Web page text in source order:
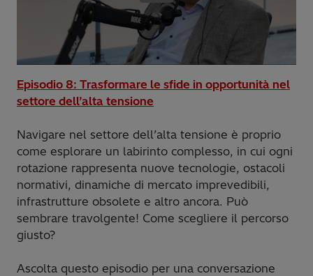
Episodio 8: Trasformare le sfide in opportunità nel
settore dell’alta tensione
Navigare nel settore dell’alta tensione è proprio
come esplorare un labirinto complesso, in cui ogni
rotazione rappresenta nuove tecnologie, ostacoli
normativi, dinamiche di mercato imprevedibili,
infrastrutture obsolete e altro ancora. Può
sembrare travolgente! Come scegliere il percorso
giusto?
Ascolta questo episodio per una conversazione